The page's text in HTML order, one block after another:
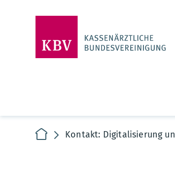
zur Startseite
Kontakt: Digitalisierung